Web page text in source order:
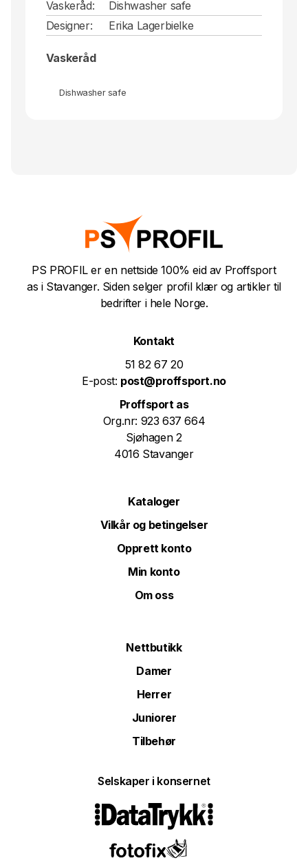
Vaskeråd:
Dishwasher safe
Designer:
Erika Lagerbielke
Vaskeråd
Dishwasher safe
PS PROFIL er en nettside 100% eid av Proffsport
as i Stavanger. Siden selger profil klær og artikler til
bedrifter i hele Norge.
Kontakt
51 82 67 20
E-post: post@proffsport.no
Proffsport as
Org.nr: 923 637 664
Sjøhagen 2
4016 Stavanger
Kataloger
Vilkår og betingelser
Opprett konto
Min konto
Om oss
Nettbutikk
Damer
Herrer
Juniorer
Tilbehør
Selskaper i konsernet